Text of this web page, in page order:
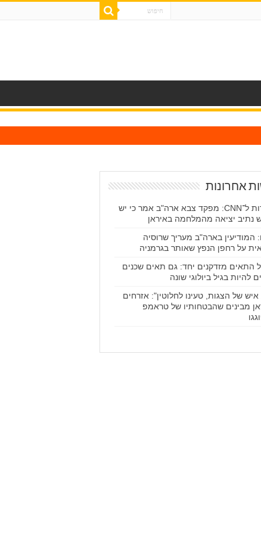
אחרונות
מקורות ל־CNN: מפקד צבא ארה"ב אמר כי יש
נתיב יציאה מהמלחמה באיראן
המודיעין בארה"ב מעריך שרוסיה
על רחפן הנפץ שאותר בגרמניה
התאים מזדקנים יחד: גם תאים שכנים
להיות בגיל ביולוגי שונה
של הצגות, טעינו לחלוטין": אזרחים
מבינים שהבטחותיו של טראמפ